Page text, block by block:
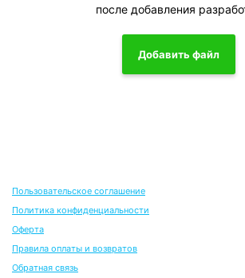
после добавления
Добавить файл
Пользовательское соглашение
Политика конфиденциальности
Оферта
Правила оплаты и возвратов
Обратная связь